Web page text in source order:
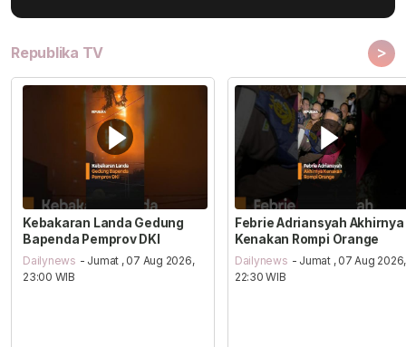
Republika TV >
Kebakaran Landa Gedung
Bapenda Pemprov DKI
Dailynews - Jumat , 07 Aug 2026,
23:00 WIB
Febrie Adriansyah Akhirnya
Kenakan Rompi Orange
Dailynews - Jumat , 07 Aug 2026,
22:30 WIB